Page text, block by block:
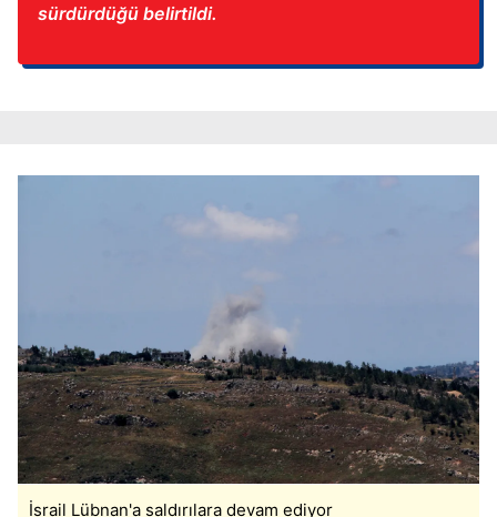
sürdürdüğü belirtildi.
İsrail Lübnan'a saldırılara devam ediyor